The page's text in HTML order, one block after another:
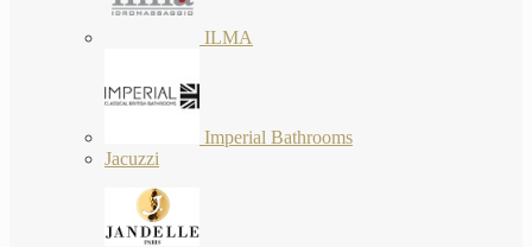
ILMA
Imperial Bathrooms
Jacuzzi